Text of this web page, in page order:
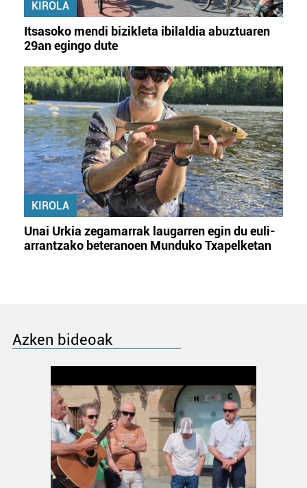
KIROLA
Itsasoko mendi bizikleta ibilaldia abuztuaren
29an egingo dute
KIROLA
Unai Urkia zegamarrak laugarren egin du euli-
arrantzako beteranoen Munduko Txapelketan
Azken bideoak